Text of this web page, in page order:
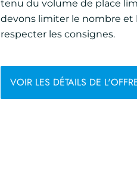
tenu du volume de place
devons limiter le nombre et
respecter les consignes.
VOIR LES DÉTAILS DE